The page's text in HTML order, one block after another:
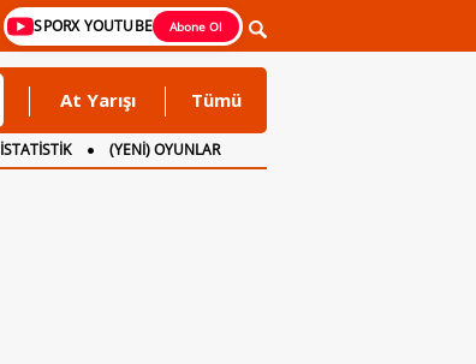
SPORX YOUTUBE Abone Ol
At Yarışı Tümü
İSTATİSTİK
(YENİ) OYUNLAR